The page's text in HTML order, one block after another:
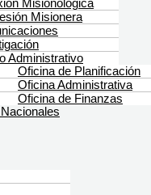
Misionológica
Misionera
Administrativo
Oficina de Planificación
Oficina Administrativa
Oficina de Finanzas